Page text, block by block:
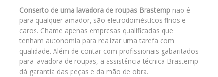
Conserto de uma lavadora de roupas Brastemp não é
para qualquer amador, são eletrodomésticos finos e
caros. Chame apenas empresas qualificadas que
tenham autonomia para realizar uma tarefa com
qualidade. Além de contar com profissionais gabaritados
para lavadora de roupas, a assistência técnica Brastemp
dá garantia das peças e da mão de obra.